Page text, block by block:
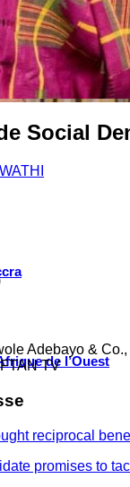
et la Chine
de l’Ouest
Social
WATHI
Adebayo &
TV
reciprocal
promises to